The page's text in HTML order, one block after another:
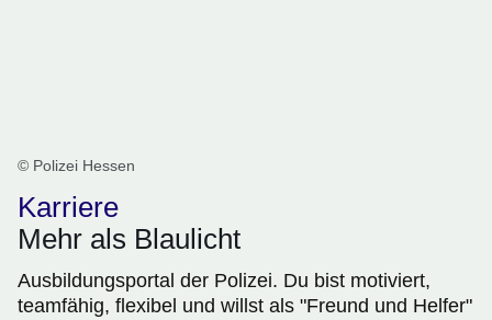
© Polizei Hessen
Karriere
Mehr als Blaulicht
Ausbildungsportal der Polizei. Du bist motiviert,
teamfähig, flexibel und willst als "Freund und Helfer"